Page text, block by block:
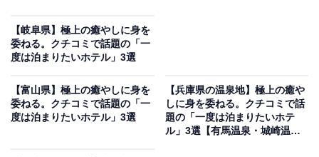
り）
熱海市下多賀に位置する「熱海温泉 湯の宿 平鶴」は、魚
屋直営の強みを活かした磯料理が自慢の宿。最大の魅力
【岐阜県】極上の癒やしに身を
委ねる。クチコミで話題の「一
度は泊まりたいホテル」3選
【富山県】極上の癒やしに身を
委ねる。クチコミで話題の「一
度は泊まりたいホテル」3選
【兵庫県の温泉地】極上の癒や
しに身を委ねる。クチコミで話
題の「一度は泊まりたいホテ
ル」3選【有馬温泉・城崎温